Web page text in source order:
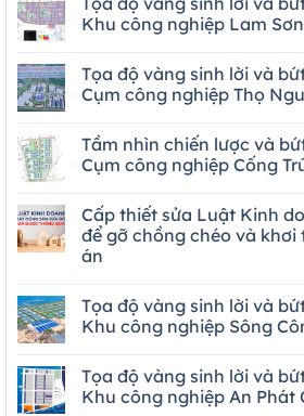
Khu công nghiệp Lam
Tọa độ vàng sinh lời và
Cụm công nghiệp Thọ
Tầm nhìn chiến lược và
Cụm công nghiệp Cống
Cấp thiết sửa Luật Kinh
để gỡ chồng chéo và
án
Tọa độ vàng sinh lời và
Khu công nghiệp Sông
Tọa độ vàng sinh lời và
Khu công nghiệp An Phát